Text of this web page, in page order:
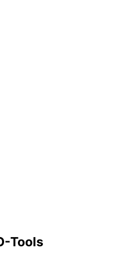
Tools